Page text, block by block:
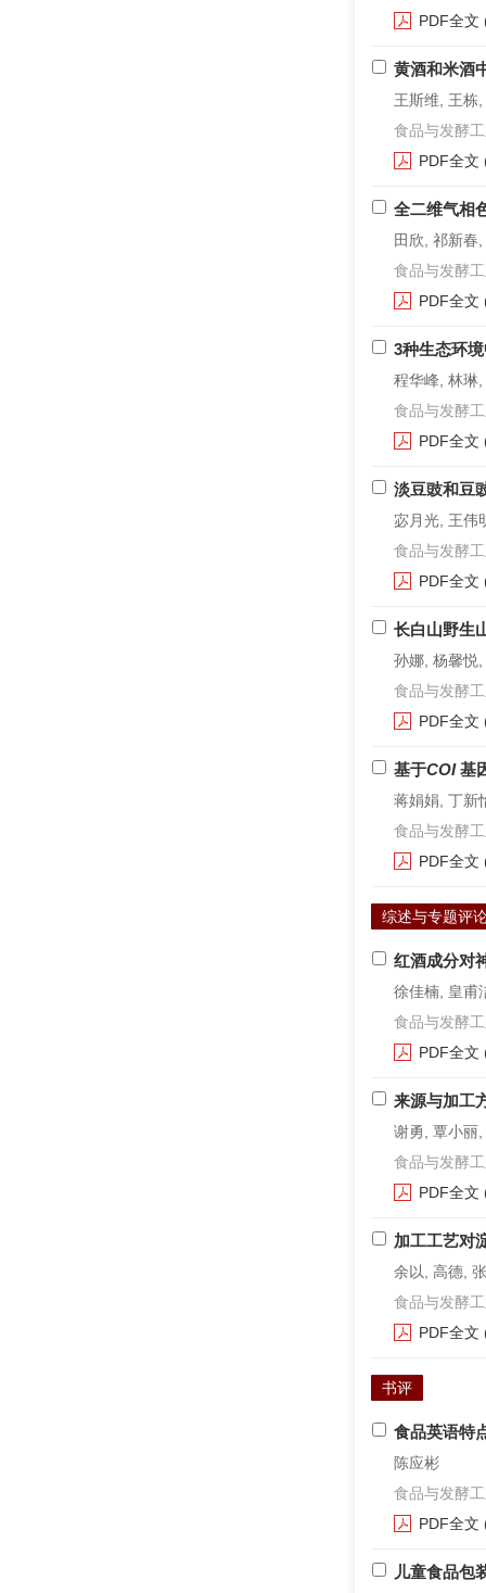
PDF全文
黄酒和米酒
王斯维, 王栋
食品与发酵
PDF全文
全二维气相
田欣, 祁新春
食品与发酵
PDF全文
3种生态环
程华峰, 林琳
食品与发酵
PDF全文
淡豆豉和豆
宓月光, 王伟
食品与发酵
PDF全文
长白山野生
孙娜, 杨馨悦
食品与发酵
PDF全文
基于COI基
蒋娟娟, 丁新
食品与发酵
PDF全文
综述与专题评
红酒成分对
徐佳楠, 皇甫
食品与发酵
PDF全文
来源与加工
谢勇, 覃小丽
食品与发酵
PDF全文
加工工艺对
余以, 高德,
食品与发酵
PDF全文
书评
食品英语特
陈应彬
食品与发酵
PDF全文
儿童食品包